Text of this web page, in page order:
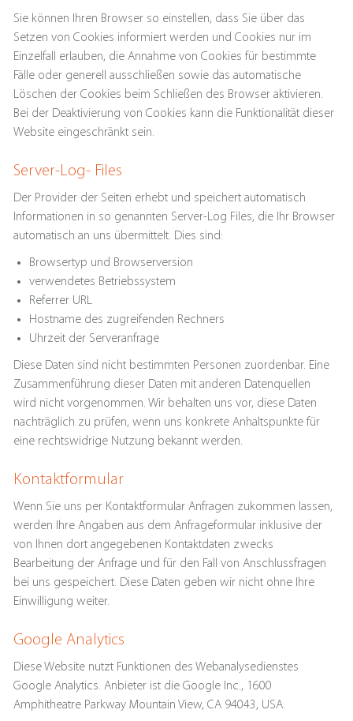
Sie können Ihren Browser so einstellen, dass Sie über das
Setzen von Cookies informiert werden und Cookies nur im
Einzelfall erlauben, die Annahme von Cookies für bestimmte
Fälle oder generell ausschließen sowie das automatische
Löschen der Cookies beim Schließen des Browser aktivieren.
Bei der Deaktivierung von Cookies kann die Funktionalität dieser
Website eingeschränkt sein.
Server-Log- Files
Der Provider der Seiten erhebt und speichert automatisch
Informationen in so genannten Server-Log Files, die Ihr Browser
automatisch an uns übermittelt. Dies sind:
Browsertyp und Browserversion
verwendetes Betriebssystem
Referrer URL
Hostname des zugreifenden Rechners
Uhrzeit der Serveranfrage
Diese Daten sind nicht bestimmten Personen zuordenbar. Eine
Zusammenführung dieser Daten mit anderen Datenquellen
wird nicht vorgenommen. Wir behalten uns vor, diese Daten
nachträglich zu prüfen, wenn uns konkrete Anhaltspunkte für
eine rechtswidrige Nutzung bekannt werden.
Kontaktformular
Wenn Sie uns per Kontaktformular Anfragen zukommen lassen,
werden Ihre Angaben aus dem Anfrageformular inklusive der
von Ihnen dort angegebenen Kontaktdaten zwecks
Bearbeitung der Anfrage und für den Fall von Anschlussfragen
bei uns gespeichert. Diese Daten geben wir nicht ohne Ihre
Einwilligung weiter.
Google Analytics
Diese Website nutzt Funktionen des Webanalysedienstes
Google Analytics. Anbieter ist die Google Inc., 1600
Amphitheatre Parkway Mountain View, CA 94043, USA.